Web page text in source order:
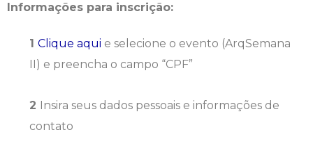
Informações para inscrição:
Clique aqui e selecione o evento (ArqSemana
II) e preencha o campo “CPF”
Insira seus dados pessoais e informações de
contato